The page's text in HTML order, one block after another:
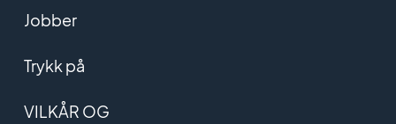
Jobber
Trykk på
VILKÅR OG